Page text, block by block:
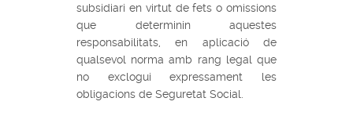
subsidiari en virtut de fets o omissions
que determinin aquestes
responsabilitats, en aplicació de
qualsevol norma amb rang legal que
no exclogui expressament les
obligacions de Seguretat Social.